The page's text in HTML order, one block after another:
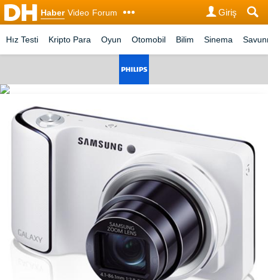
Haber Video Forum Giriş
Hız Testi Kripto Para Oyun Otomobil Bilim Sinema